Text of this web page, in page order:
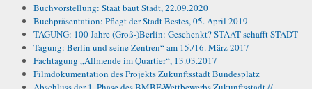
Buchvorstellung: Staat baut Stadt, 22.09.2020
Buchpräsentation: Pflegt der Stadt Bestes, 05. April 2019
TAGUNG: 100 Jahre (Groß-)Berlin: Geschenkt? STAAT schafft STADT
Tagung: Berlin und seine Zentren“ am 15./16. März 2017
Fachtagung „Allmende im Quartier“, 13.03.2017
Filmdokumentation des Projekts Zukunftsstadt Bundesplatz